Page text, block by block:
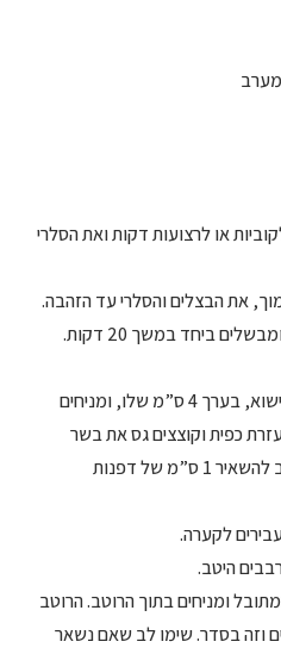
או לרצועות דקות ואת הסלרי
את הבצלים והסלרי עד הזהבה.
– מוסיפים את שאר מצרכי הרוטב ומבשלים ביחד במשך 20 דקות.
– חותכים את החלק העליון של הקישוא, בערך 4 ס”מ שלו, ומניחים
כפית וקוצצים גס את בשר
הקישוא. מעבירים לקערה. שימו לב להשאיר 1 ס”מ של דפנות
לקערה.
היטב.
ומניחים בתוך הרוטב. הרוטב
הקישואים וזה בסדר. שימו לב שאם נשאר